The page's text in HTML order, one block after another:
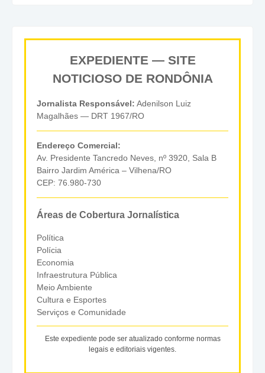
EXPEDIENTE — SITE
NOTICIOSO DE RONDÔNIA
Jornalista Responsável: Adenilson Luiz
Magalhães — DRT 1967/RO
Endereço Comercial:
Av. Presidente Tancredo Neves, nº 3920, Sala B
Bairro Jardim América – Vilhena/RO
CEP: 76.980-730
Áreas de Cobertura Jornalística
Política
Polícia
Economia
Infraestrutura Pública
Meio Ambiente
Cultura e Esportes
Serviços e Comunidade
Este expediente pode ser atualizado conforme normas
legais e editoriais vigentes.